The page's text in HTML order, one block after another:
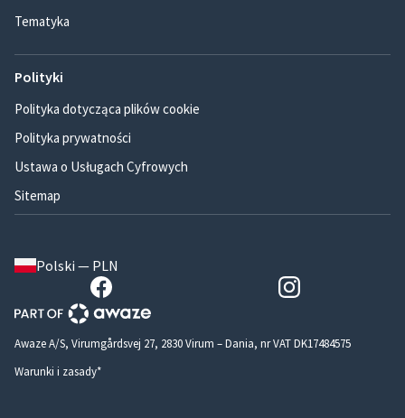
Tematyka
Polityki
Polityka dotycząca plików cookie
Polityka prywatności
Ustawa o Usługach Cyfrowych
Sitemap
Polski — PLN
Awaze A/S, Virumgårdsvej 27, 2830 Virum – Dania, nr VAT DK17484575
Warunki i zasady*